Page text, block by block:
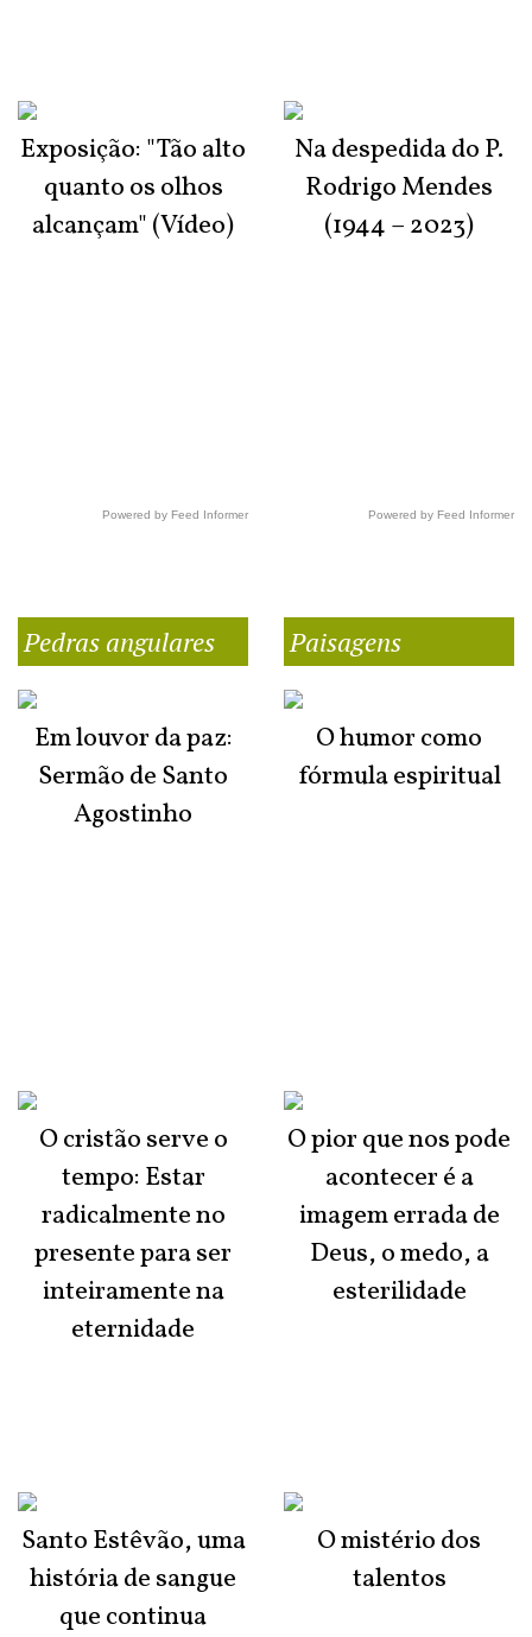
Exposição: "Tão alto
quanto os olhos
alcançam" (Vídeo)
Powered by Feed Informer
Na despedida do P.
Rodrigo Mendes
(1944 – 2023)
Powered by Feed Informer
Pedras angulares
Em louvor da paz:
Sermão de Santo
Agostinho
O cristão serve o
tempo: Estar
radicalmente no
presente para ser
inteiramente na
eternidade
Santo Estêvão, uma
história de sangue
que continua
Paisagens
O humor como
fórmula espiritual
O pior que nos pode
acontecer é a
imagem errada de
Deus, o medo, a
esterilidade
O mistério dos
talentos